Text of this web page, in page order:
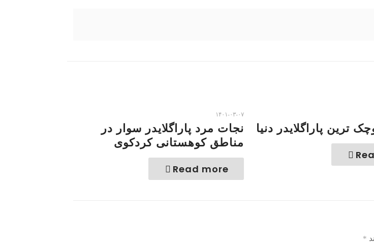
ترین پاراگلایدر دنیا
۱۴۰۱-۰۳-۰۷
نجات مرد پاراگلایدر سوار در
مناطق کوهستانی کردکوی
Read more
*